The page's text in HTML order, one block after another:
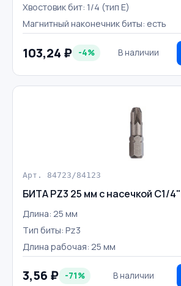
Хвостовик бит: 1/4 (тип Е)
Магнитный наконечник биты: есть
103,24 ₽ -4% В наличии
Арт. 84723/84123
БИТА PZ3 25 мм с насечкой С1/4"
Длина: 25 мм
Тип биты: Pz3
Длина рабочая: 25 мм
3,56 ₽ -71% В наличии